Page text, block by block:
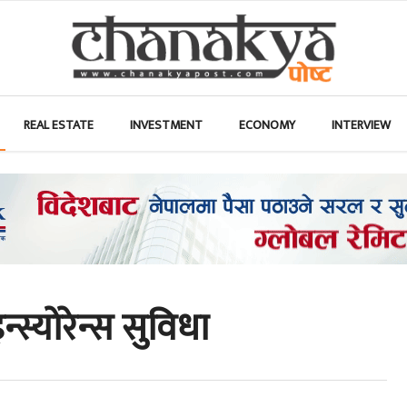
REAL ESTATE INVESTMENT ECONOMY INTERVIEW
सुविधा